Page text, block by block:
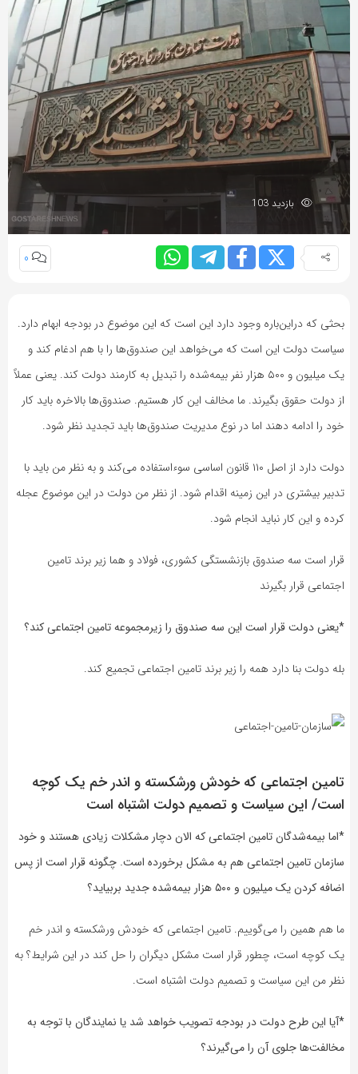
بازدید 103
0
بحثی که دراین‌باره وجود دارد این است که این موضوع در بودجه ابهام دارد.
سیاست دولت این است که می‌خواهد این صندوق‌ها را با هم ادغام کند و
یک میلیون و ۵۰۰ هزار نفر بیمه‌شده را تبدیل به کارمند دولت کند. یعنی عملاً
از دولت حقوق بگیرند. ما مخالف این کار هستیم. صندوق‌ها بالاخره باید کار
خود را ادامه دهند اما در نوع مدیریت صندوق‌ها باید تجدید‌ نظر شود.
دولت دارد از اصل ۱۱۰ قانون اساسی سوءاستفاده می‌کند و به نظر من باید با
تدبیر بیشتری در این زمینه اقدام شود. از نظر من دولت در این موضوع عجله
کرده و این کار نباید انجام شود.
قرار است سه صندوق بازنشستگی کشوری، فولاد و هما زیر برند تامین
اجتماعی قرار بگیرند
*یعنی دولت قرار است این سه صندوق را زیرمجموعه تامین اجتماعی کند؟
بله دولت بنا دارد همه را زیر برند تامین اجتماعی تجمیع کند.
تامین اجتماعی که خودش ورشکسته و اندر خم یک کوچه
است/ این سیاست و تصمیم دولت اشتباه است
*اما بیمه‌شدگان تامین اجتماعی که الان دچار مشکلات زیادی هستند و خود
سازمان تامین اجتماعی هم به مشکل برخورده است. چگونه قرار است از پس
اضافه کردن یک میلیون و ۵۰۰ هزار بیمه‌شده جدید بربیاید؟
ما هم همین را می‌گوییم. تامین اجتماعی که خودش ورشکسته و اندر خم
یک کوچه است، چطور قرار است مشکل دیگران را حل کند در این شرایط؟ به
نظر من این سیاست و تصمیم دولت اشتباه است.
*آیا این طرح دولت در بودجه تصویب خواهد شد یا نمایندگان با توجه به
مخالفت‌ها جلوی آن را می‌گیرند؟